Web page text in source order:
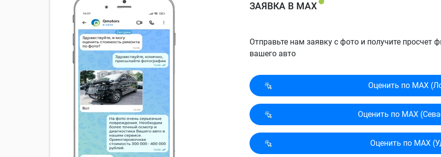
ЗАЯВКА В MAX
Отправьте нам заявку с фото и получите просчет
вашего авто
Оценить по MAX
Оценить по MAX
Оценить по MAX